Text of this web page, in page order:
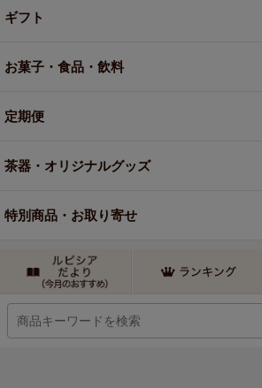
ギフト
お菓子・食品・飲料
定期便
茶器・オリジナルグッズ
特別商品・お取り寄せ